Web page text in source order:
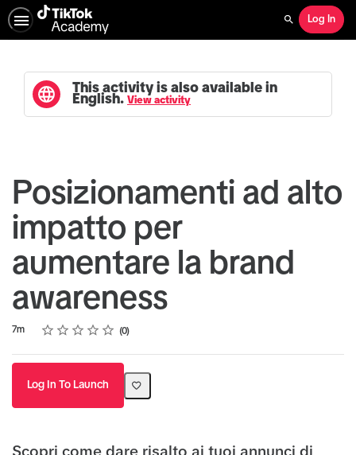
Search
Log In
This activity is also available in
English. View activity
Posizionamenti ad alto
impatto per
aumentare la brand
awareness
Duration
7m Rating
1 star
2 stars
3 stars
4 stars
5 stars
Average rating: 0 0
No reviews
Log In To Launch